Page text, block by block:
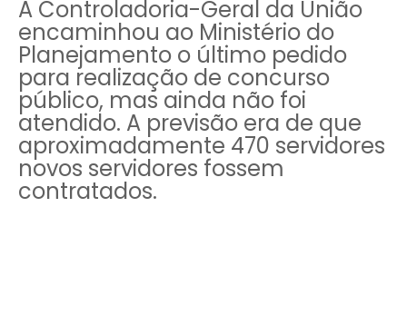
A Controladoria-Geral da União
encaminhou ao Ministério do
Planejamento o último pedido
para realização de concurso
público, mas ainda não foi
atendido. A previsão era de que
aproximadamente 470 servidores
novos servidores fossem
contratados.